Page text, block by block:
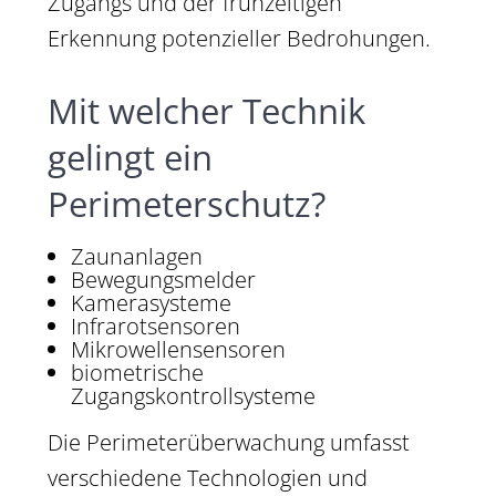
Erkennung potenzieller Bedrohungen.
Mit welcher Technik
gelingt ein
Perimeterschutz?
Zaunanlagen
Bewegungsmelder
Kamerasysteme
Infrarotsensoren
Mikrowellensensoren
biometrische
Zugangskontrollsysteme
Die Perimeterüberwachung umfasst
verschiedene Technologien und